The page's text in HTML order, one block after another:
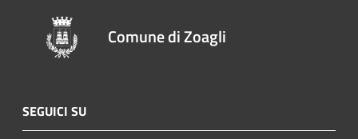
Comune di Zoagli
SEGUICI SU